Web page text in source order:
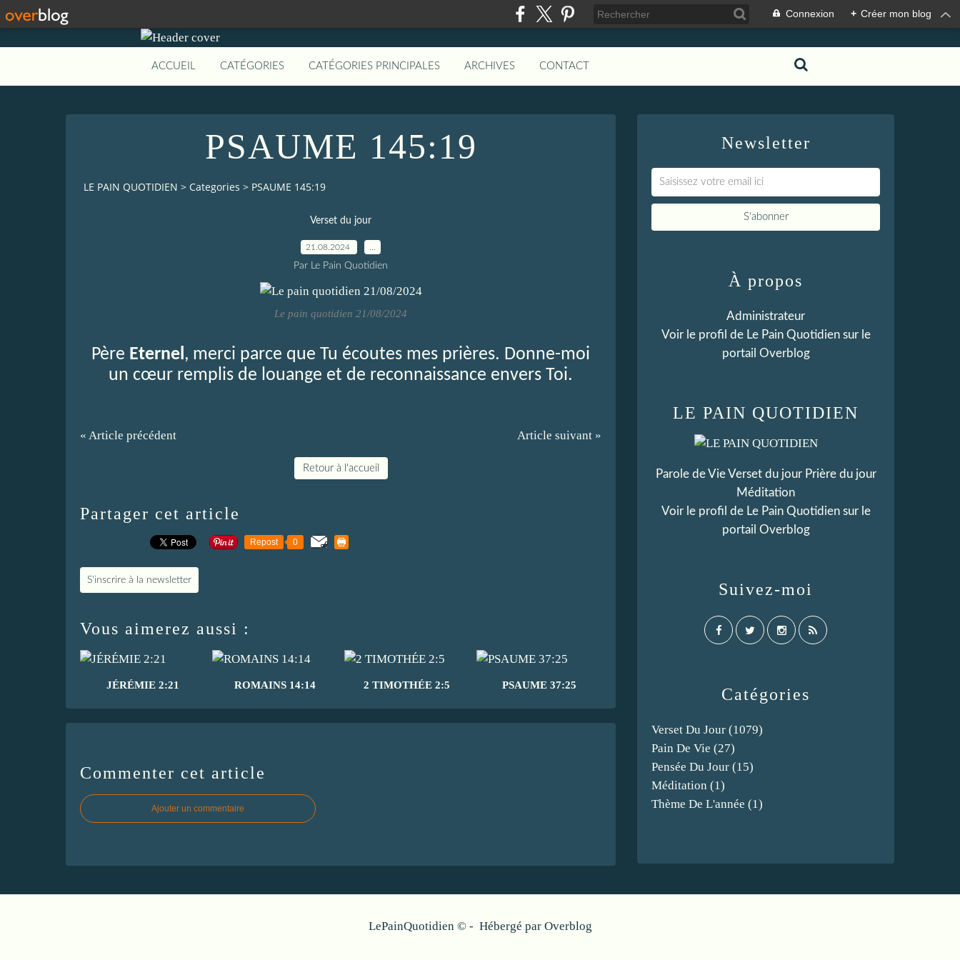
Connexion + Créer mon blog
ACCUEIL CATÉGORIES CATÉGORIES PRINCIPALES ARCHIVES CONTACT
PSAUME 145:19
LE PAIN QUOTIDIEN > Categories > PSAUME 145:19
Verset du jour
21.08.2024
Par Le Pain Quotidien
Le pain quotidien 21/08/2024
Père Eternel, merci parce que Tu écoutes mes prières. Donne-moi
un cœur remplis de louange et de reconnaissance envers Toi.
« Article précédent Article suivant »
Retour à l'accueil
Partager cet article
Repost 0
S'inscrire à la newsletter
Vous aimerez aussi :
JÉRÉMIE 2:21 ROMAINS 14:14 2 TIMOTHÉE 2:5 PSAUME 37:25
Commenter cet article
Ajouter un commentaire
Newsletter
Catégories
Verset Du Jour (1079)
Pain De Vie (27)
Pensée Du Jour (15)
Méditation (1)
Thème De L'année (1)
LE PAIN QUOTIDIEN
Parole de Vie Verset du jour Prière du jour
Méditation
Voir le profil de Le Pain Quotidiensur le
portail Overblog
Suivez-moi
À propos
Administrateur
Voir le profil de Le Pain Quotidiensur le
portail Overblog
LePainQuotidien © - Hébergé par Overblog